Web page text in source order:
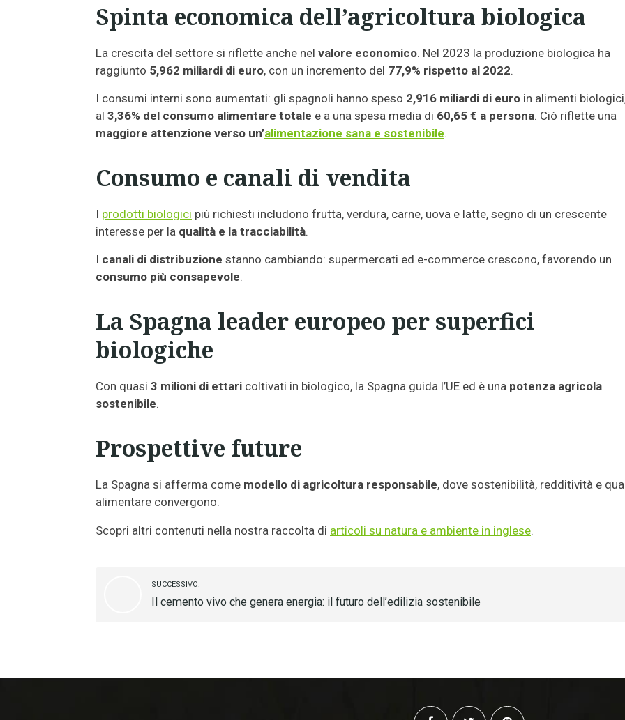
Spinta economica dell’agricoltura biologica
La crescita del settore si riflette anche nel valore economico. Nel 2023 la produzione biologica ha
raggiunto 5,962 miliardi di euro, con un incremento del 77,9% rispetto al 2022.
I consumi interni sono aumentati: gli spagnoli hanno speso 2,916 miliardi di euro in alimenti
al 3,36% del consumo alimentare totale e a una spesa media di 60,65 € a persona. Ciò riflette una
maggiore attenzione verso un’alimentazione sana e sostenibile.
Consumo e canali di vendita
I prodotti biologici più richiesti includono frutta, verdura, carne, uova e latte, segno di un crescente
interesse per la qualità e la tracciabilità.
I canali di distribuzione stanno cambiando: supermercati ed e-commerce crescono, favorendo un
consumo più consapevole.
La Spagna leader europeo per superfici
biologiche
Con quasi 3 milioni di ettari coltivati in biologico, la Spagna guida l’UE ed è una potenza agricola
sostenibile.
Prospettive future
La Spagna si afferma come modello di agricoltura responsabile, dove sostenibilità, redditività e
alimentare convergono.
Scopri altri contenuti nella nostra raccolta di articoli su natura e ambiente in inglese.
SUCCESSIVO:
Il cemento vivo che genera energia: il futuro dell’edilizia sostenibile